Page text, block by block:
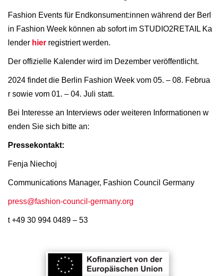
Fashion Events für Endkonsument:innen während der Berl
in Fashion Week können ab sofort im STUDIO2RETAIL Ka
lender hier registriert werden.
Der offizielle Kalender wird im Dezember veröffentlicht.
2024 findet die Berlin Fashion Week vom 05. – 08. Februa
r sowie vom 01. – 04. Juli statt.
Bei Interesse an Interviews oder weiteren Informationen w
enden Sie sich bitte an:
Pressekontakt:
Fenja Niechoj
Communications Manager, Fashion Council Germany
press@fashion-council-germany.org
t +49 30 994 0489 – 53